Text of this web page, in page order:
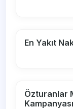
En Yakıt
Özturanlar
Kampanyası